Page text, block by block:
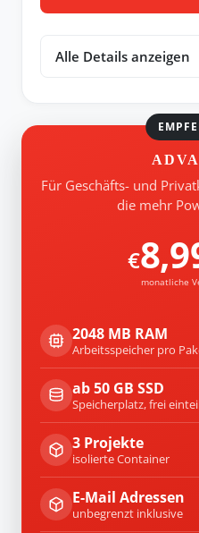
Alle Details anzeigen
Für Geschäfts- und
die mehr
€
monatliche
2048 MB RAM
Arbeitsspeicher pro
ab 50 GB SSD
Speicherplatz, frei
3 Projekte
isolierte Container
E-Mail Adressen
unbegrenzt inklusive